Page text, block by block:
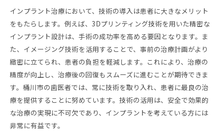
インプラント治療において、技術の導入は患者に大きなメリット
をもたらします。例えば、3Dプリンティング技術を用いた精密な
インプラント設計は、手術の成功率を高める要因となります。ま
た、イメージング技術を活用することで、事前の治療計画がより
緻密に立てられ、患者の負担を軽減します。これにより、治療の
精度が向上し、治療後の回復もスムーズに進むことが期待できま
す。桶川市の歯医者では、常に技術を取り入れ、患者に最良の治
療を提供することに努めています。技術の活用は、安全で効果的
な治療の実現に不可欠であり、インプラントを考えている方には
非常に有益です。